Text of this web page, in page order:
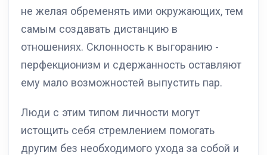
не желая обременять ими окружающих, тем
самым создавать дистанцию в
отношениях. Склонность к выгоранию -
перфекционизм и сдержанность оставляют
ему мало возможностей выпустить пар.
Люди с этим типом личности могут
истощить себя стремлением помогать
другим без необходимого ухода за собой и